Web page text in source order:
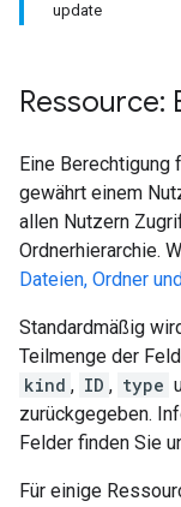
update
Ressource:
Eine Berechtigung
gewährt einem
allen Nutzern
Ordnerhierarchie.
Dateien, Ordner
Standardmäßig
Teilmenge der
kind , ID , type
zurückgegeben.
Felder finden Sie
Für einige